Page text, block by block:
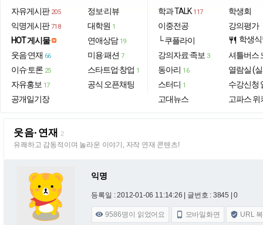
자유게시판 205
익명게시판 718
HOT 게시물
웃음·연재 66
이슈·토론 25
자유홍보 17
공개일기장
정보·리뷰
대학원 1
연애상담 19
미용·패션 7
스타트업·창업 1
공식 오픈채팅
학과 TALK 117
이중전공
└ 쿠플라이
강의자료·족보 3
동아리 16
스터디 1
고대뉴스
학생회
강의평가
restaurant 학생
셔틀버스
열람실 (
수강신청
고파스 위
웃음·연재 2
유쾌하고 감동적이며 놀라운 이야기, 자작 연재 콘텐츠!
익명
등록일 : 2012-01-06 11:14:26 | 글번호 : 3845 | 0
 9586명이 읽었어요  모바일화면  URL